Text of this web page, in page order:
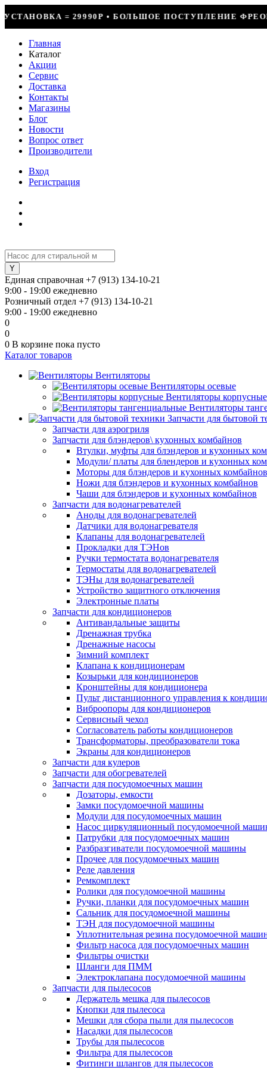
БОЛЬШОЕ ПОСТУПЛЕНИЕ ФРЕОНА • СКИДКИ ДО 50%
Главная
Каталог
Акции
Сервис
Доставка
Контакты
Магазины
Блог
Новости
Вопрос ответ
Производители
Вход
Регистрация
Единая справочная +7 (913) 134-10-21
9:00 - 19:00 ежедневно
Розничный отдел +7 (913) 134-10-21
9:00 - 19:00 ежедневно
0
0
0 В корзине пока пусто
Каталог товаров
Вентиляторы
Вентиляторы осевые
Вентиляторы корпусные
Вентиляторы
Запчасти для бытовой
Запчасти для аэрогриля
Запчасти для блэндеров\ кухонных комбайнов
Втулки, муфты для блэндеров и кухонных
Модули/ платы для блендеров и кухонных
Моторы для блэндеров и кухонных комбайнов
Ножи для блэндеров и кухонных комбайнов
Чаши для блэндеров и кухонных комбайнов
Запчасти для водонагревателей
Аноды для водонагревателей
Датчики для водонагревателя
Клапаны для водонагревателей
Прокладки для ТЭНов
Ручки термостата водонагревателя
Термостаты для водонагревателей
ТЭНы для водонагревателей
Устройство защитного отключения
Электронные платы
Запчасти для кондиционеров
Антивандальные защиты
Дренажная трубка
Дренажные насосы
Зимний комплект
Клапана к кондиционерам
Козырьки для кондиционеров
Кронштейны для кондиционера
Пульт дистанционного управления к
Виброопоры для кондиционеров
Сервисный чехол
Согласователь работы кондиционеров
Трансформаторы, преобразователи тока
Экраны для кондиционеров
Запчасти для кулеров
Запчасти для обогревателей
Запчасти для посудомоечных машин
Дозаторы, емкости
Замки посудомоечной машины
Модули для посудомоечных машин
Насос циркуляционный посудомоечной
Патрубки для посудомоечных машин
Разбразгиватели посудомоечной машины
Прочее для посудомоечных машин
Реле давления
Ремкомплект
Ролики для посудомоечной машины
Ручки, планки для посудомоечных машин
Сальник для посудомоечной машины
ТЭН для посудомоечной машины
Уплотнительная резина посудомоечной
Фильтр насоса для посудомоечных машин
Фильтры очистки
Шланги для ПММ
Электроклапана посудомоечной машины
Запчасти для пылесосов
Держатель мешка для пылесосов
Кнопки для пылесоса
Мешки для сбора пыли для пылесосов
Насадки для пылесосов
Трубы для пылесосов
Фильтра для пылесосов
Фитинги шлангов для пылесосов